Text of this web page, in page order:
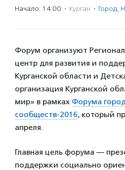
Начало: 14:00 · Курган · Город,
Форум организуют
центр для развития и
Курганской области и
организация Курганской
мир» в рамках Форума
сообществ-2016, который
апреля.
Главная цель форума —
поддержки социально